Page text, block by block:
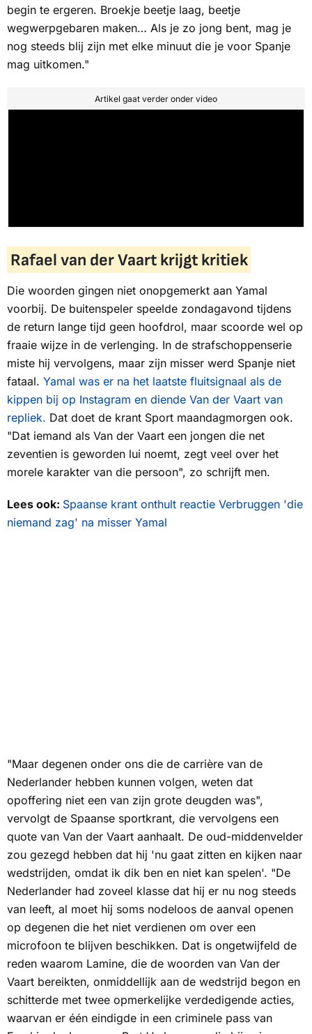
begin te ergeren. Broekje beetje laag, beetje
wegwerpgebaren maken… Als je zo jong bent, mag je
nog steeds blij zijn met elke minuut die je voor Spanje
mag uitkomen."
Artikel gaat verder onder video
Rafael van der Vaart krijgt kritiek
Die woorden gingen niet onopgemerkt aan Yamal
voorbij. De buitenspeler speelde zondagavond tijdens
de return lange tijd geen hoofdrol, maar scoorde wel op
fraaie wijze in de verlenging. In de strafschoppenserie
miste hij vervolgens, maar zijn misser werd Spanje niet
fataal. Yamal was er na het laatste fluitsignaal als de
kippen bij op Instagram en diende Van der Vaart van
repliek. Dat doet de krant Sport maandagmorgen ook.
"Dat iemand als Van der Vaart een jongen die net
zeventien is geworden lui noemt, zegt veel over het
morele karakter van die persoon", zo schrijft men.
Lees ook: Spaanse krant onthult reactie Verbruggen 'die
niemand zag' na misser Yamal
"Maar degenen onder ons die de carrière van de
Nederlander hebben kunnen volgen, weten dat
opoffering niet een van zijn grote deugden was",
vervolgt de Spaanse sportkrant, die vervolgens een
quote van Van der Vaart aanhaalt. De oud-middenvelder
zou gezegd hebben dat hij 'nu gaat zitten en kijken naar
wedstrijden, omdat ik dik ben en niet kan spelen'. "De
Nederlander had zoveel klasse dat hij er nu nog steeds
van leeft, al moet hij soms nodeloos de aanval openen
op degenen die het niet verdienen om over een
microfoon te blijven beschikken. Dat is ongetwijfeld de
reden waarom Lamine, die de woorden van Van der
Vaart bereikten, onmiddellijk aan de wedstrijd begon en
schitterde met twee opmerkelijke verdedigende acties,
waarvan er één eindigde in een criminele pass van